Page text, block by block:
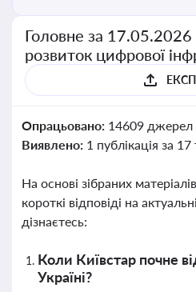
Головне за
розвиток цифрової
Опрацьовано: 14609 джерел
Виявлено: 1 публікація за 17
На основі зібраних
короткі відповіді на
дізнаєтесь:
Коли Київстар почне
Україні?